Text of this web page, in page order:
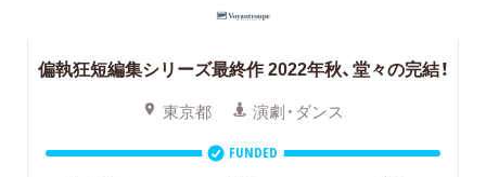
偏執狂短編集シリーズ最終作 2022年秋、堂々の完結！
東京都 演劇・ダンス
FUNDED